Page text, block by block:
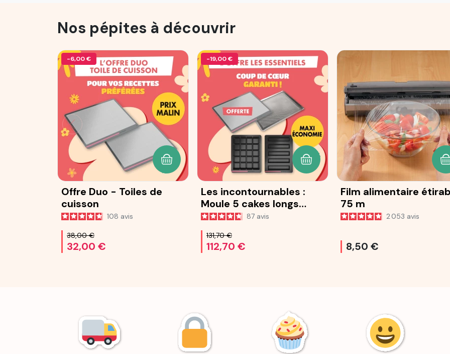
Nos pépites à découvrir
-6,00 €
Offre Duo - Toiles de
cuisson
108 avis
38,00 €
32,00 €
AJOUTER AU PANIER
-19,00 €
Les incontournables :
Moule 5 cakes longs
Ohra®
87 avis
131,70 €
112,70 €
AJOUTER AU PANIER
Film alimentaire
75 m
2 053 avis
8,50 €